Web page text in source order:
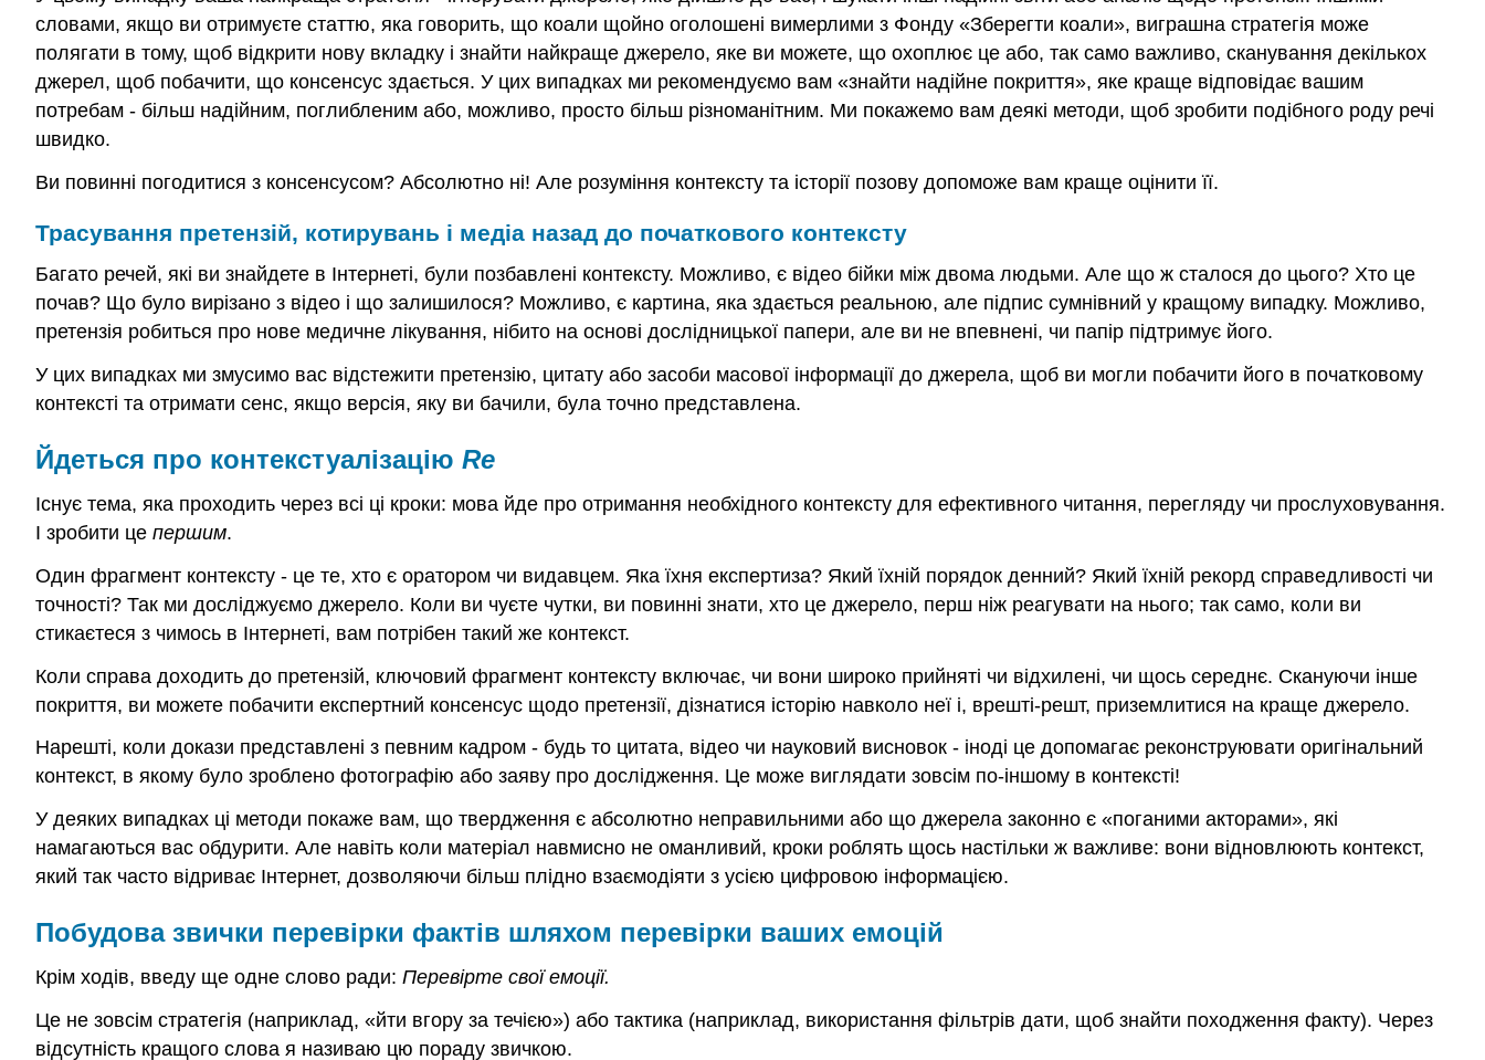
словами, якщо ви отримуєте статтю, яка говорить, що коали щойно оголошені вимерлими з Фонду «Зберегти коали», виграшна стратегія може
полягати в тому, щоб відкрити нову вкладку і знайти найкраще джерело, яке ви можете, що охоплює це або, так само важливо, сканування декількох
джерел, щоб побачити, що консенсус здається. У цих випадках ми рекомендуємо вам «знайти надійне покриття», яке краще відповідає вашим
потребам - більш надійним, поглибленим або, можливо, просто більш різноманітним. Ми покажемо вам деякі методи, щоб зробити подібного роду речі
швидко.
Ви повинні погодитися з консенсусом? Абсолютно ні! Але розуміння контексту та історії позову допоможе вам краще оцінити її.
Трасування претензій, котирувань і медіа назад до початкового контексту
Багато речей, які ви знайдете в Інтернеті, були позбавлені контексту. Можливо, є відео бійки між двома людьми. Але що ж сталося до цього? Хто це
почав? Що було вирізано з відео і що залишилося? Можливо, є картина, яка здається реальною, але підпис сумнівний у кращому випадку. Можливо,
претензія робиться про нове медичне лікування, нібито на основі дослідницької папери, але ви не впевнені, чи папір підтримує його.
У цих випадках ми змусимо вас відстежити претензію, цитату або засоби масової інформації до джерела, щоб ви могли побачити його в початковому
контексті та отримати сенс, якщо версія, яку ви бачили, була точно представлена.
Йдеться про контекстуалізацію Re
Існує тема, яка проходить через всі ці кроки: мова йде про отримання необхідного контексту для ефективного читання, перегляду чи прослуховування.
І зробити це першим.
Один фрагмент контексту - це те, хто є оратором чи видавцем. Яка їхня експертиза? Який їхній порядок денний? Який їхній рекорд справедливості чи
точності? Так ми досліджуємо джерело. Коли ви чуєте чутки, ви повинні знати, хто це джерело, перш ніж реагувати на нього; так само, коли ви
стикаєтеся з чимось в Інтернеті, вам потрібен такий же контекст.
Коли справа доходить до претензій, ключовий фрагмент контексту включає, чи вони широко прийняті чи відхилені, чи щось середнє. Скануючи інше
покриття, ви можете побачити експертний консенсус щодо претензії, дізнатися історію навколо неї і, врешті-решт, приземлитися на краще джерело.
Нарешті, коли докази представлені з певним кадром - будь то цитата, відео чи науковий висновок - іноді це допомагає реконструювати оригінальний
контекст, в якому було зроблено фотографію або заяву про дослідження. Це може виглядати зовсім по-іншому в контексті!
У деяких випадках ці методи покаже вам, що твердження є абсолютно неправильними або що джерела законно є «поганими акторами», які
намагаються вас обдурити. Але навіть коли матеріал навмисно не оманливий, кроки роблять щось настільки ж важливе: вони відновлюють контекст,
який так часто відриває Інтернет, дозволяючи більш плідно взаємодіяти з усією цифровою інформацією.
Побудова звички перевірки фактів шляхом перевірки ваших емоцій
Крім ходів, введу ще одне слово ради: Перевірте свої емоції.
Це не зовсім стратегія (наприклад, «йти вгору за течією») або тактика (наприклад, використання фільтрів дати, щоб знайти походження факту). Через
відсутність кращого слова я називаю цю пораду звичкою.